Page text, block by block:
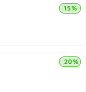
15%
20%